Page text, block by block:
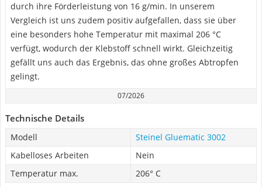
durch ihre Förderleistung von 16 g/min. In unserem
Vergleich ist uns zudem positiv aufgefallen, dass sie über
eine besonders hohe Temperatur mit maximal 206 °C
verfügt, wodurch der Klebstoff schnell wirkt. Gleichzeitig
gefällt uns auch das Ergebnis, das ohne großes Abtropfen
gelingt.
07/2026
Technische Details
Modell
Steinel Gluematic 3002
Kabelloses Arbeiten
Nein
Temperatur max.
206° C